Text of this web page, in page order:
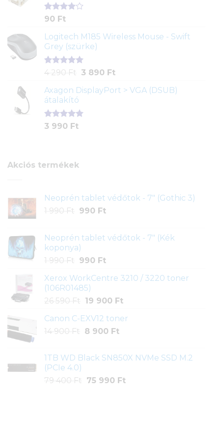
Értékelés
5-ből,
2
értékelés
alapján
90 Ft
Logitech M185 Wireless Mouse - Swift
Grey (szürke)
Értékelés
ből,
1
értékelés
alapján
4 290 Ft
Original
was:
290 Ft.
3 890 FtCurrent
is:
Axagon DisplayPort > VGA (DSUB)
átalakító
Értékelés
1
3 990 Ft
Akciós termékek
Neoprén tablet védőtok - 7" (Gothic 3)
1 990 Ft
Original
1
990 Ft.
990 FtCurrent
990 Ft.
Neoprén tablet védőtok - 7" (Kék
koponya)
1 990 Ft
Original
was:
1
990 Ft.
990 FtCurrent
is:
Xerox WorkCentre 3210 / 3220 toner
(106R01485)
26 590 Ft
Original
was:
26
19 900 FtCurrent
is:
Canon C-EXV12 toner
14 900 Ft
Original
14
8 900 FtCurrent
8
1TB WD Black SN850X NVMe SSD M.2
(PCIe 4.0)
79 400 Ft
Original
75 990 FtCurrent